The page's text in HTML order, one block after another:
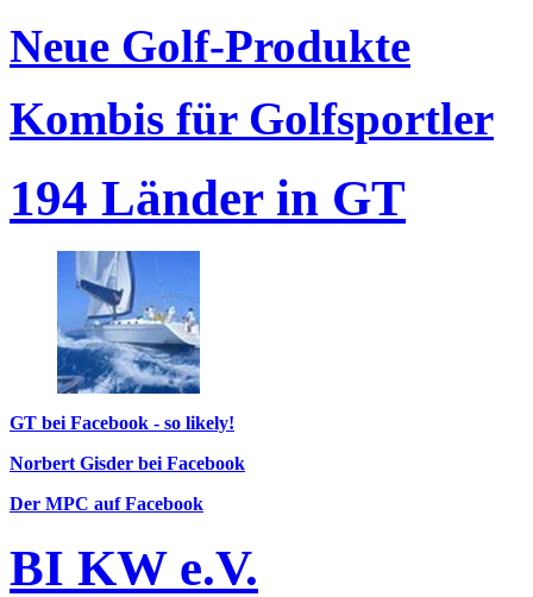
Neue Golf-Produkte
Kombis für Golfsportler
194 Länder in GT
GT bei Facebook - so likely!
Norbert Gisder bei Facebook
Der MPC auf Facebook
BI KW e.V.